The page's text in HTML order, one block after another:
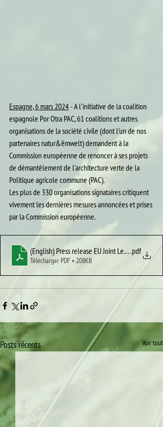
Espagne, 6 mars 2024 - A l'initiative de la coalition
espagnole Por Otra PAC, 61 coalitions et autres
organisations de la société civile (dont l'un de nos
partenaires natur&ëmwelt) demandent à la
Commission européenne de renoncer à ses projets
de démantèlement de l'architecture verte de la
Politique agricole commune (PAC).
Les plus de 330 organisations signataires critiquent
vivement les dernières mesures annoncées et prises
par la Commission européenne.
(English) Press release EU Joint Letter.pdf
Télécharger PDF • 208KB
Posts récents Voir tout